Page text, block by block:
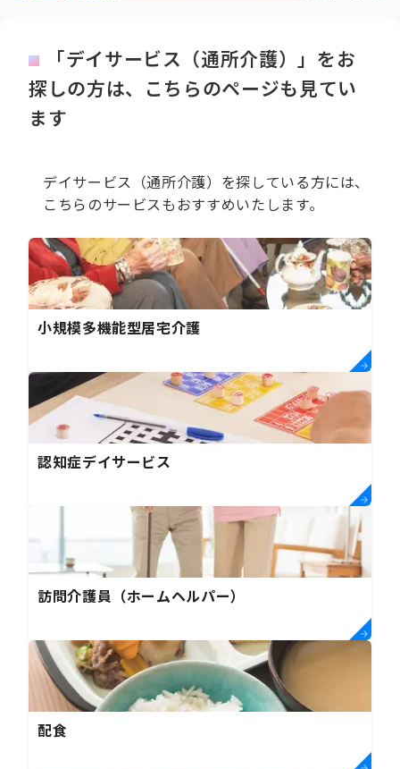
「デイサービス（通所介護）」をお
探しの方は、こちらのページも見てい
ます
デイサービス（通所介護）を探している方には、
こちらのサービスもおすすめいたします。
小規模多機能型居宅介護
認知症デイサービス
訪問介護員（ホームヘルパー）
配食